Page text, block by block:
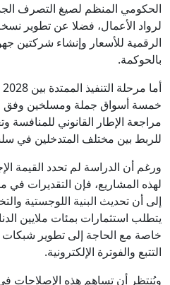
الحكومي المنظم لصيغ التصرف
لرواد الأعمال، فضلا عن تطوير
الرقمية للأسعار وإنشاء شركتين
بالحوكمة.
خمسة أسواق جملة ومسلخين وفق
مراجعة الإطار القانوني للمنافسة
للربط بين مختلف المتدخلين في
ورغم أن الدراسة لم تحدد القيمة
لهذه المشاريع، فإن التقديرات في
إلى أن تحديث البنية اللوجستية
يتطلب استثمارات بمئات ملايين
خاصة مع الحاجة إلى تطوير شبكات
التتبع والفوترة الإلكترونية.
ويُنتظر أن تساهم هذه الإصلاحات في